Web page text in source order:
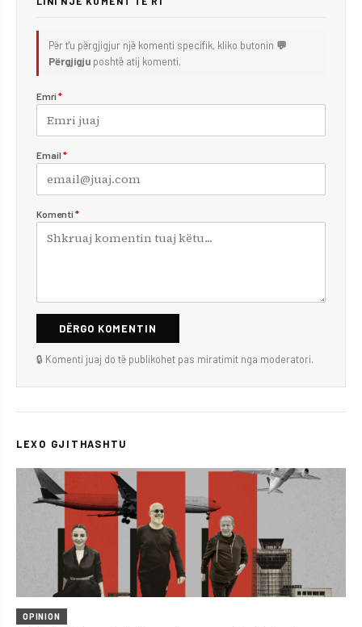
Për t'u përgjigjur një komenti specifik, kliko butonin 💬
Përgjigju poshtë atij komenti.
Emri *
Email *
Komenti *
DËRGO KOMENTIN
🔒 Komenti juaj do të publikohet pas miratimit nga moderatori.
LEXO GJITHASHTU
OPINION